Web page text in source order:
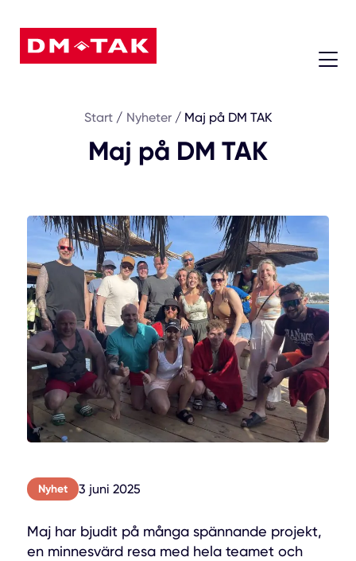
Start / Nyheter / Maj på DM TAK
Maj på DM TAK
Nyhet 3 juni 2025
Maj har bjudit på många spännande projekt,
en minnesvärd resa med hela teamet och